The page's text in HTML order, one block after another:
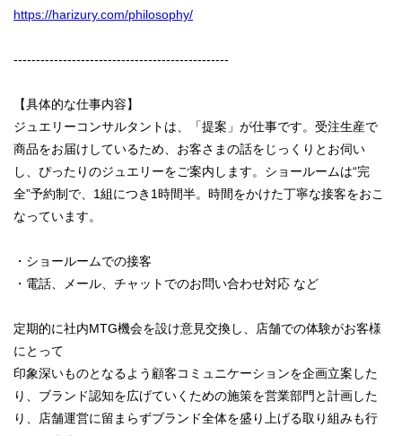
https://harizury.com/philosophy/
------------------------------------------------
【具体的な仕事内容】
ジュエリーコンサルタントは、「提案」が仕事です。受注生産で
商品をお届けしているため、お客さまの話をじっくりとお伺い
し、ぴったりのジュエリーをご案内します。ショールームは“完
全”予約制で、1組につき1時間半。時間をかけた丁寧な接客をおこ
なっています。
・ショールームでの接客
・電話、メール、チャットでのお問い合わせ対応 など
定期的に社内MTG機会を設け意見交換し、店舗での体験がお客様
にとって
印象深いものとなるよう顧客コミュニケーションを企画立案した
り、ブランド認知を広げていくための施策を営業部門と計画した
り、店舗運営に留まらずブランド全体を盛り上げる取り組みも行